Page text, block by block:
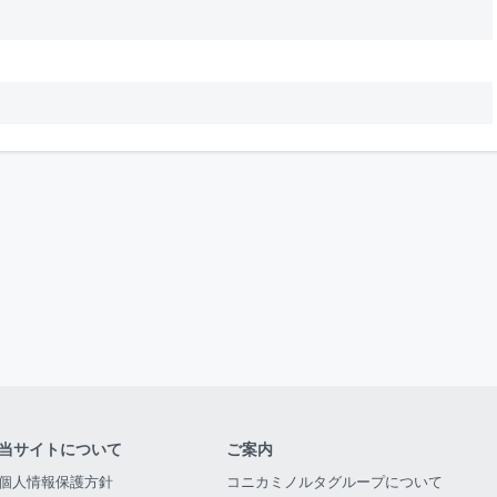
当サイトについて
人情報保護方針
ご案内
コニカミノルタグループについて